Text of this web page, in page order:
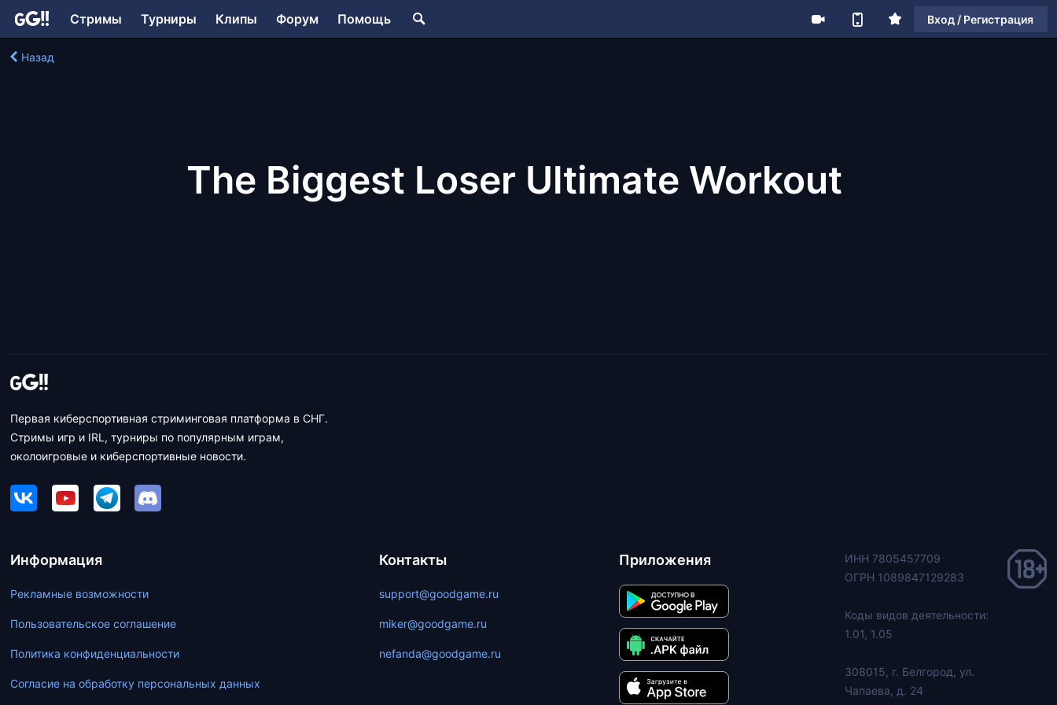
Стримы Турниры Клипы Форум Помощь Вход / Регистрация
Назад
The Biggest Loser Ultimate Workout
Первая киберспортивная стриминговая платформа в СНГ.
Стримы игр и IRL, турниры по популярным играм,
околоигровые и киберспортивные новости.
Информация
Рекламные возможности
Пользовательское соглашение
Политика конфиденциальности
Согласие на обработку персональных данных
Контакты
support@goodgame.ru
miker@goodgame.ru
nefanda@goodgame.ru
Приложения
ИНН 7805457709
ОГРН 1089847129283
Коды видов деятельности:
1.01, 1.05
308015, г. Белгород, ул.
Чапаева, д. 24